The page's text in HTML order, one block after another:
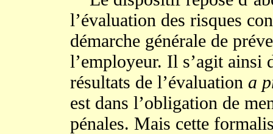
l’évaluation des risques
démarche générale de
l’employeur. Il s’agit ainsi
résultats de l’évaluation a
est dans l’obligation de
pénales. Mais cette